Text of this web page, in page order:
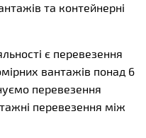
та контейнерні
є перевезення
вантажів понад 6
перевезення
перевезення між